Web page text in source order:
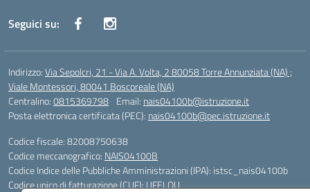
Seguici su:
Indirizzo:Via Sepolcri, 21 - Via A. Volta, 2 80058 Torre Annunziata (NA) ;
Viale Montessori, 80041 Boscoreale (NA)
Centralino:0815369798 Email: nais04100b@istruzione.it
Posta elettronica certificata (PEC): nais04100b@pec.istruzione.it
Codice fiscale: 82008750638
Codice meccanografico: NAIS04100B
Codice Indice delle Pubbliche Amministrazioni (IPA): istsc_nais04100b
Codice unico di fatturazione (CUF): UFELOU